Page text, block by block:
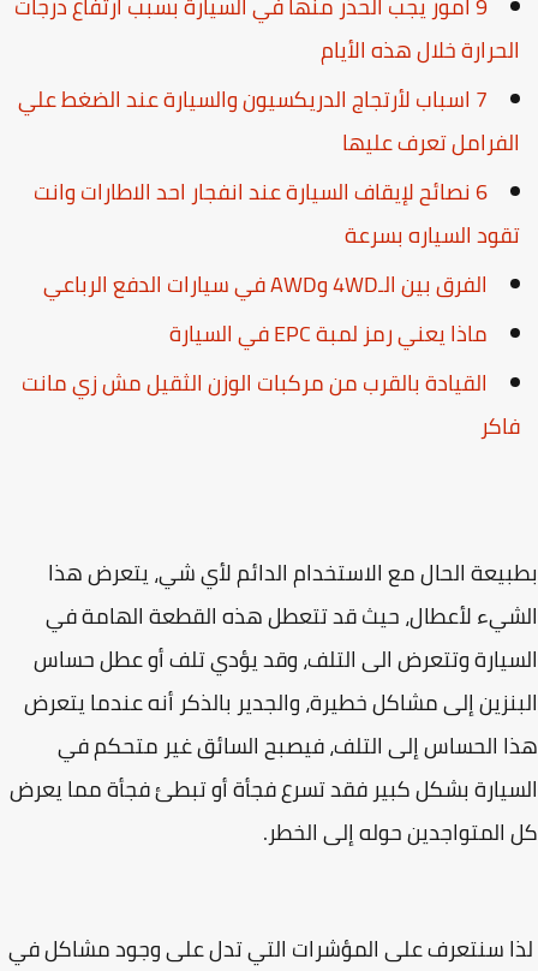
خلال هذه الأيام
7 اسباب لأرتجاج الدريكسيون والسيارة عند الضغط علي
تعرف عليها
6 نصائح لإيقاف السيارة عند انفجار احد الاطارات وانت
السياره بسرعة
الفرق بين الـ4WD وAWD في سيارات الدفع الرباعي
ماذا يعني رمز لمبة EPC في السيارة
القيادة بالقرب من مركبات الوزن الثقيل مش زي مانت
الحال مع الاستخدام الدائم لأي شي، يتعرض هذا
لأعطال، حيث قد تتعطل هذه القطعة الهامة في
وتتعرض الى التلف، وقد يؤدي تلف أو عطل حساس
إلى مشاكل خطيرة، والجدير بالذكر أنه عندما يتعرض
الحساس إلى التلف، فيصبح السائق غير متحكم في
بشكل كبير فقد تسرع فجأة أو تبطئ فجأة مما يعرض
حوله إلى الخطر.
سنتعرف على المؤشرات التي تدل على وجود مشاكل في